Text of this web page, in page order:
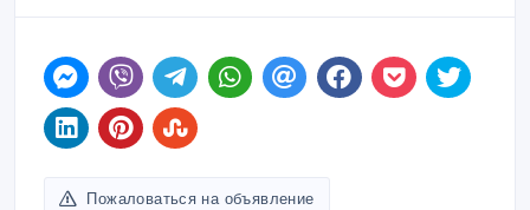
Пожаловаться на объявление